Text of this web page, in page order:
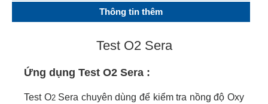
Thông tin thêm
Test O2 Sera
Ứng dụng Test O2 Sera :
Test O2Sera chuyên dùng để kiểm tra nồng độ Oxy